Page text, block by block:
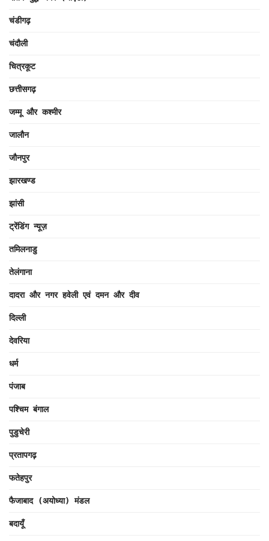
चंडीगढ़
चंदौली
चित्रकूट
छत्तीसगढ़
जम्मू और कश्मीर
जालौन
जौनपुर
झारखण्ड
झांसी
ट्रेंडिंग न्यूज़
तमिलनाडु
तेलंगाना
दादरा और नगर हवेली एवं दमन और दीव
दिल्ली
देवरिया
धर्म
पंजाब
पश्चिम बंगाल
पुडुचेरी
प्रतापगढ़
फतेहपुर
फैजाबाद (अयोध्या) मंडल
बदायूँ